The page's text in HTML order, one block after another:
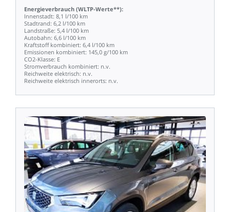
Energieverbrauch (WLTP-Werte**):
Innenstadt: 8,1 l/100 km
Stadtrand: 6,2 l/100 km
Landstraße: 5,4 l/100 km
Autobahn: 6,6 l/100 km
Kraftstoff kombiniert: 6,4 l/100 km
Emissionen kombiniert: 145,0 g/100 km
CO2-Klasse: E
Stromverbrauch kombiniert: n.v.
Reichweite elektrisch: n.v.
Reichweite elektrisch innerorts: n.v.